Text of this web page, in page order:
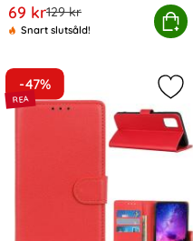
rea pris
69 krtidigare pris
129 kr
Snart slutsåld!
Köp
OnePlus 8T / 8T+ - Litchi
-47%